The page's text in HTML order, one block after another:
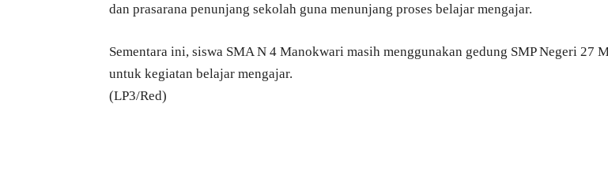
dan prasarana penunjang sekolah guna menunjang proses belajar mengajar.
Sementara ini, siswa SMA N 4 Manokwari masih menggunakan gedung SMP Negeri 27
untuk kegiatan belajar mengajar.
(LP3/Red)